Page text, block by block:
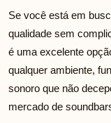
Se você está em
qualidade sem
é uma excelente
qualquer ambiente,
sonoro que não
mercado de